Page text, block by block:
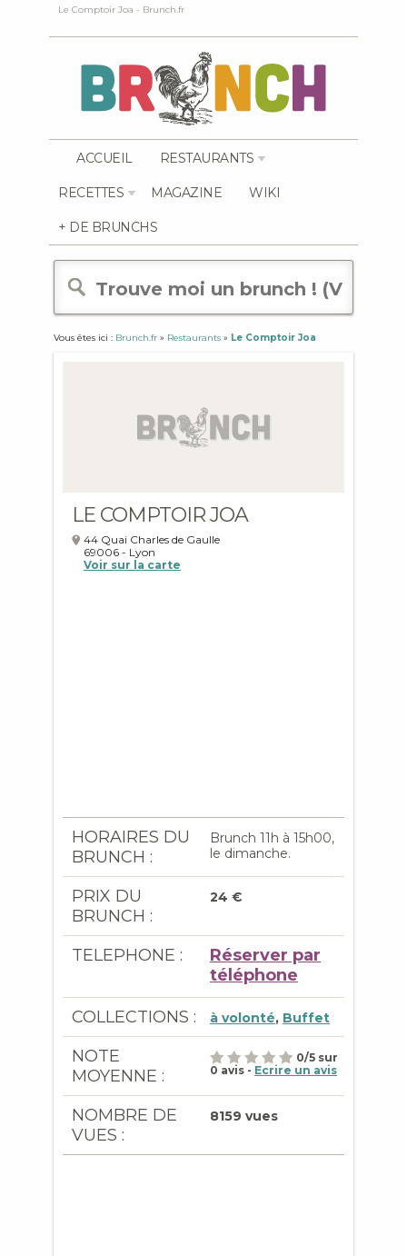
Le Comptoir Joa - Brunch.fr
ACCUEIL RESTAURANTS
RECETTES MAGAZINE WIKI
+ DE BRUNCHS
Vous êtes ici : Brunch.fr » Restaurants » Le Comptoir Joa
LE COMPTOIR JOA
44 Quai Charles de Gaulle
69006 - Lyon
Voir sur la carte
HORAIRES DU
BRUNCH :
Brunch 11h à 15h00,
le dimanche.
PRIX DU
BRUNCH :
24 €
TELEPHONE :
Réserver par
téléphone
COLLECTIONS : à volonté, Buffet
NOTE
MOYENNE :
0/5 sur
0 avis - Ecrire un avis
NOMBRE DE
VUES :
8159 vues